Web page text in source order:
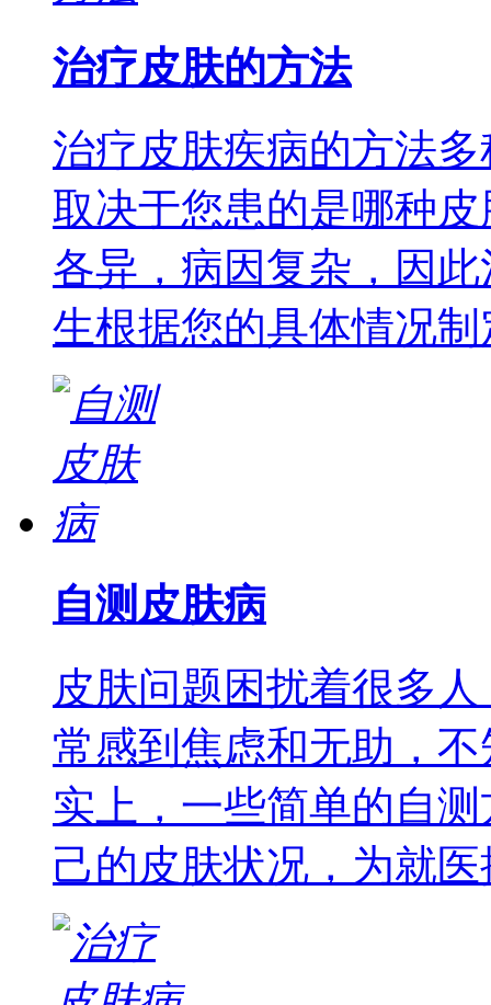
治疗皮肤的方法
治疗皮肤疾病的方法
取决于您患的是哪种
各异，病因复杂，因
生根据您的具体情况
自测皮肤病
皮肤问题困扰着很多
常感到焦虑和无助，
实上，一些简单的自
己的皮肤状况，为就